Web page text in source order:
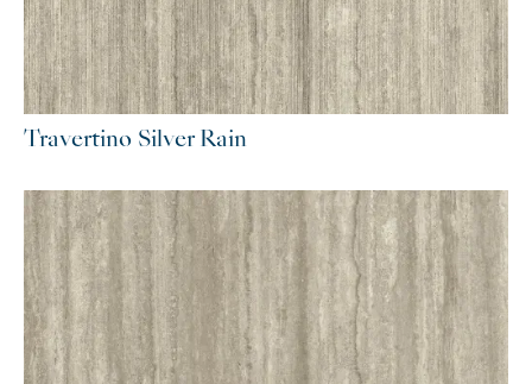
Travertino Silver Rain